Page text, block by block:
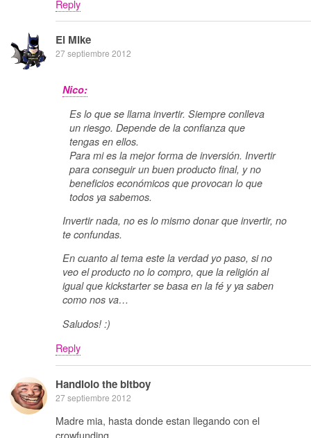
Reply
El Mike
27 septiembre 2012
Nico:
Es lo que se llama invertir. Siempre conlleva
un riesgo. Depende de la confianza que
tengas en ellos.
Para mi es la mejor forma de inversión. Invertir
para conseguir un buen producto final, y no
beneficios económicos que provocan lo que
todos ya sabemos.
Invertir nada, no es lo mismo donar que invertir, no
te confundas.
En cuanto al tema este la verdad yo paso, si no
veo el producto no lo compro, que la religión al
igual que kickstarter se basa en la fé y ya saben
como nos va…
Saludos! :)
Reply
Handlolo the bitboy
27 septiembre 2012
Madre mia, hasta donde estan llegando con el
crowfunding.